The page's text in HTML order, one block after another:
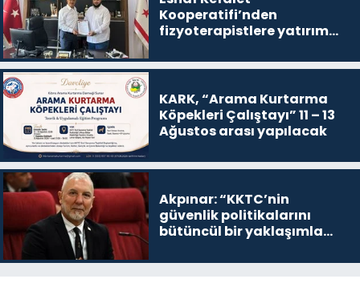
Kooperatifi’nden
fizyoterapistlere yatırım
KARK, “Arama Kurtarma
Köpekleri Çalıştayı” 11 – 13
Ağustos arası yapılacak
Akpınar: “KKTC’nin
güvenlik politikalarını
bütüncül bir yaklaşımla
gerekiyor”